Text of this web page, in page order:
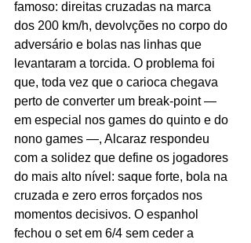
famoso: direitas cruzadas na marca
dos 200 km/h, devolvções no corpo do
adversário e bolas nas linhas que
levantaram a torcida. O problema foi
que, toda vez que o carioca chegava
perto de converter um break-point —
em especial nos games do quinto e do
nono games —, Alcaraz respondeu
com a solidez que define os jogadores
do mais alto nível: saque forte, bola na
cruzada e zero erros forçados nos
momentos decisivos. O espanhol
fechou o set em 6/4 sem ceder a